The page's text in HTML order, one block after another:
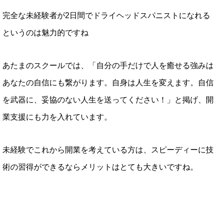
完全な未経験者が2日間でドライヘッドスパニストになれる
というのは魅力的ですね
あたまのスクールでは、「自分の手だけで人を癒せる強みは
あなたの自信にも繋がります。自身は人生を変えます。自信
を武器に、妥協のない人生を送ってください！」と掲げ、開
業支援にも力を入れています。
未経験でこれから開業を考えている方は、スピーディーに技
術の習得ができるならメリットはとても大きいですね。